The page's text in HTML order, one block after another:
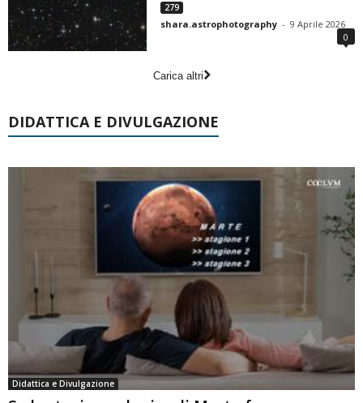
279
shara.astrophotography - 9 Aprile 2026
0
Carica altri
DIDATTICA E DIVULGAZIONE
Didattica e Divulgazione